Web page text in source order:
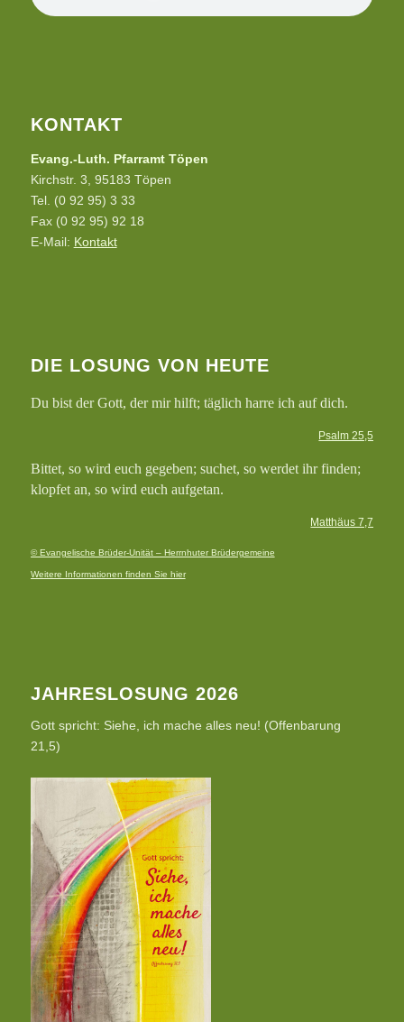
KONTAKT
Evang.-Luth. Pfarramt Töpen
Kirchstr. 3, 95183 Töpen
Tel. (0 92 95) 3 33
Fax (0 92 95) 92 18
E-Mail: Kontakt
DIE LOSUNG VON HEUTE
Du bist der Gott, der mir hilft; täglich harre ich auf dich.
Psalm 25,5
Bittet, so wird euch gegeben; suchet, so werdet ihr finden;
klopfet an, so wird euch aufgetan.
Matthäus 7,7
© Evangelische Brüder-Unität – Herrnhuter Brüdergemeine
Weitere Informationen finden Sie hier
JAHRESLOSUNG 2026
Gott spricht: Siehe, ich mache alles neu! (Offenbarung
21,5)